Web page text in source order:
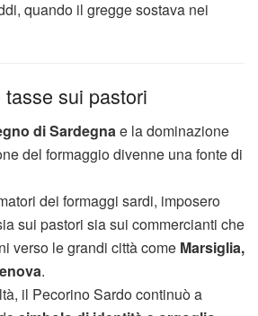
quando il gregge sostava nei
sui pastori
di Sardegnae la dominazione
del formaggio divenne una fonte di
dei formaggi sardi, imposero
sui pastori sia sui commercianti che
verso le grandi città come Marsiglia,
.
il Pecorino Sardo continuò a